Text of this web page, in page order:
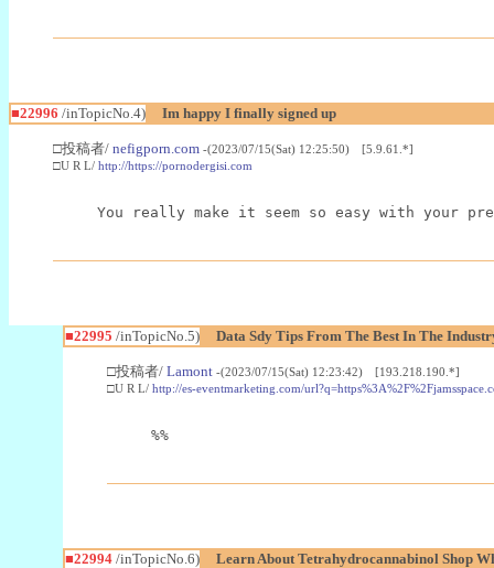
■22996 /inTopicNo.4) Im happy I finally signed up
□投稿者/ nefigporn.com -(2023/07/15(Sat) 12:25:50) [5.9.61.*]
□U R L/ http://https://pornodergisi.com
You really make it seem so easy with your
■22995 /inTopicNo.5) Data Sdy Tips From The Best In The
□投稿者/ Lamont -(2023/07/15(Sat) 12:23:42) [193.218.190.*]
□U R L/ http://es-eventmarketing.com/
%%
■22994/inTopicNo.6) Learn About Tetrahydrocannabinol Shop